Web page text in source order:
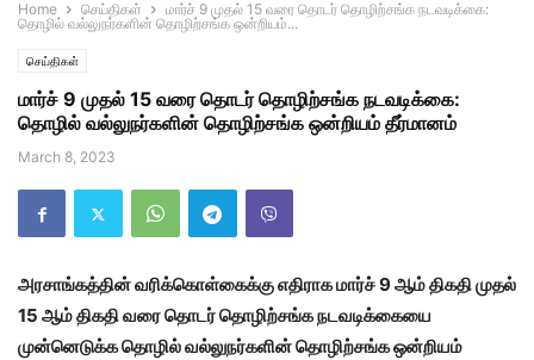
Home செய்திகள்
மார்ச் 9 முதல் 15 வரை தொடர் தொழிற்சங்க நடவடிக்கை:
தொழில் வல்லுநர்களின் தொழிற்சங்க ஒன்றியம்...
செய்திகள்
மார்ச் 9 முதல் 15 வரை தொடர் தொழிற்சங்க நடவடிக்கை:
தொழில் வல்லுநர்களின் தொழிற்சங்க ஒன்றியம் தீர்மானம்
March 8, 2023
அரசாங்கத்தின் வரிக்கொள்கைக்கு எதிராக மார்ச் 9 ஆம் திகதி முதல்
15 ஆம் திகதி வரை தொடர் தொழிற்சங்க நடவடிக்கையை
முன்னெடுக்க தொழில் வல்லுநர்களின் தொழிற்சங்க ஒன்றியம்